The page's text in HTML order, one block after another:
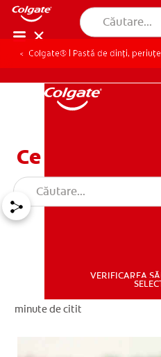
VERIFICAREA
Colgate® | Pastă de dinți,
Ce este gura
minute de citit